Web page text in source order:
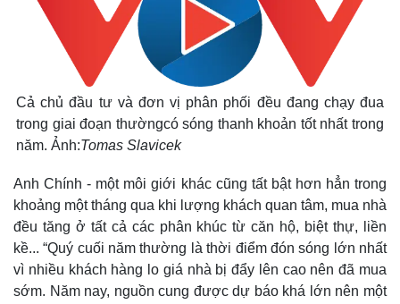
Cả chủ đầu tư và đơn vị phân phối đều đang chạy đua
trong giai đoạn thườngcó sóng thanh khoản tốt nhất trong
năm. Ảnh:Tomas Slavicek
Anh Chính - một môi giới khác cũng tất bật hơn hẳn trong
khoảng một tháng qua khi lượng khách quan tâm, mua nhà
đều tăng ở tất cả các phân khúc từ căn hộ, biệt thự, liền
kề... “Quý cuối năm thường là thời điểm đón sóng lớn nhất
vì nhiều khách hàng lo giá nhà bị đẩy lên cao nên đã mua
sớm. Năm nay, nguồn cung được dự báo khá lớn nên một